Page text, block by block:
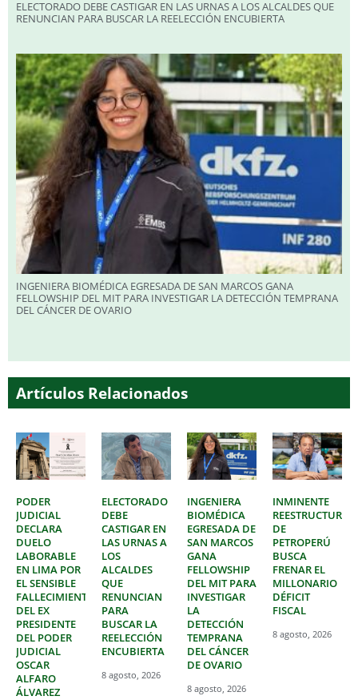
ELECTORADO DEBE CASTIGAR EN LAS URNAS A LOS ALCALDES QUE
RENUNCIAN PARA BUSCAR LA REELECCIÓN ENCUBIERTA
INGENIERA BIOMÉDICA EGRESADA DE SAN MARCOS GANA
FELLOWSHIP DEL MIT PARA INVESTIGAR LA DETECCIÓN TEMPRANA
DEL CÁNCER DE OVARIO
Artículos Relacionados
PODER
JUDICIAL
DECLARA
DUELO
LABORABLE
EN LIMA POR
EL SENSIBLE
FALLECIMIENTO
DEL EX
PRESIDENTE
DEL PODER
JUDICIAL
OSCAR
ALFARO
ÁLVAREZ
ELECTORADO
DEBE
CASTIGAR EN
LAS URNAS A
LOS
ALCALDES
QUE
RENUNCIAN
PARA
BUSCAR LA
REELECCIÓN
ENCUBIERTA
8 agosto, 2026
INGENIERA
BIOMÉDICA
EGRESADA DE
SAN MARCOS
GANA
FELLOWSHIP
DEL MIT PARA
INVESTIGAR
LA
DETECCIÓN
TEMPRANA
DEL CÁNCER
DE OVARIO
8 agosto, 2026
INMINENTE
DE
PETROPERÚ
BUSCA
FRENAR EL
MILLONARIO
DÉFICIT
FISCAL
8 agosto, 2026